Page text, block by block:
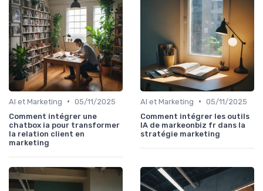
AI et Marketing • 05/11/2025
Comment intégrer une
chatbox ia pour transformer
la relation client en
marketing
AI et Marketing • 05/11/2025
Comment intégrer les outils
IA de markeonbiz fr dans la
stratégie marketing